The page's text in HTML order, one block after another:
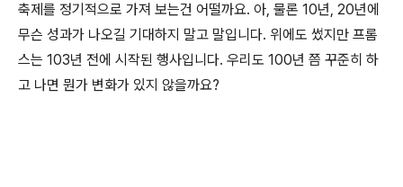
축제를 정기적으로 가져 보는건 어떨까요. 아, 물론 10년, 20년에
무슨 성과가 나오길 기대하지 말고 말입니다. 위에도 썼지만 프롬
스는 103년 전에 시작된 행사입니다. 우리도 100년 쯤 꾸준히 하
고 나면 뭔가 변화가 있지 않을까요?